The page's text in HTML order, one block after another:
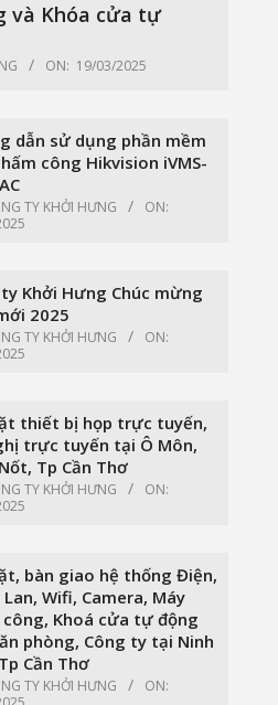
và Khóa cửa tự
ON: 19/03/2025
dẫn sử dụng phần mềm
công Hikvision iVMS-
TY KHỞI HƯNG
ON:
Khởi Hưng Chúc mừng
2025
TY KHỞI HƯNG
ON:
thiết bị họp trực tuyến,
trực tuyến tại Ô Môn,
Tp Cần Thơ
TY KHỞI HƯNG
ON:
bàn giao hệ thống Điện,
Wifi, Camera, Máy
công, Khoá cửa tự động
phòng, Công ty tại Ninh
Cần Thơ
TY KHỞI HƯNG
ON: